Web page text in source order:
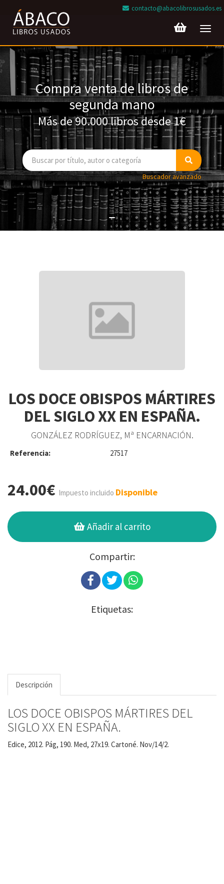
contacto@abacolibrosusados.es
Compra venta de libros de
segunda mano
Más de 90.000 libros desde 1€
Buscador avanzado
LOS DOCE OBISPOS MÁRTIRES
DEL SIGLO XX EN ESPAÑA.
GONZÁLEZ RODRÍGUEZ, Mª ENCARNACIÓN.
Referencia: 27517
24.00€ Impuesto incluido Disponible
Añadir al carrito
Compartir:
Etiquetas:
Descripción
LOS DOCE OBISPOS MÁRTIRES DEL
SIGLO XX EN ESPAÑA.
Edice, 2012. Pág, 190. Med, 27x19. Cartoné. Nov/14/2.